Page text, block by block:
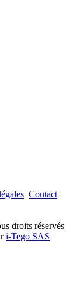
Contact
droits réservés
i-Tego SAS